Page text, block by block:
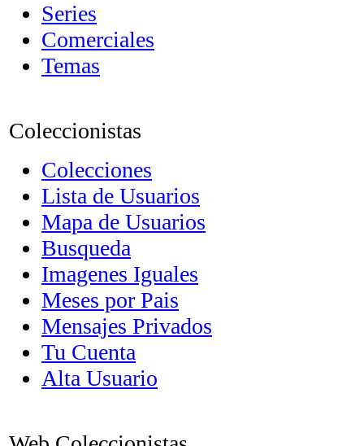
Series
Comerciales
Temas
Coleccionistas
Colecciones
Lista de Usuarios
Mapa de Usuarios
Busqueda
Imagenes Iguales
Meses por Pais
Mensajes Privados
Tu Cuenta
Alta Usuario